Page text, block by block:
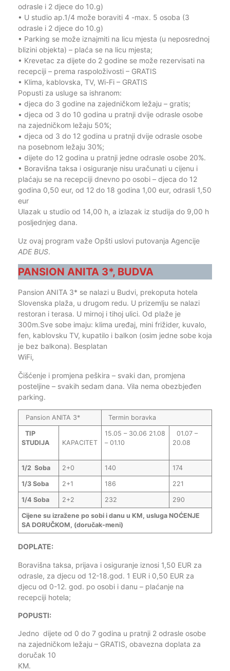
odrasle i 2 djece do 10.g)
• U studio ap.1/4 može boraviti 4 -max. 5 osoba (3
odrasle i 2 djece do 10.g)
• Parking se može iznajmiti na licu mjesta (u neposrednoj
blizini objekta) – plaća se na licu mjesta;
• Krevetac za dijete do 2 godine se može rezervisati na
recepciji – prema raspoloživosti – GRATIS
• Klima, kablovska, TV, Wi-Fi – GRATIS
Popusti za usluge sa ishranom:
• djeca do 3 godine na zajedničkom ležaju – gratis;
• djeca od 3 do 10 godina u pratnji dvije odrasle osobe
na zajedničkom ležaju 50%;
• djeca od 3 do 12 godina u pratnji dvije odrasle osobe
na posebnom ležaju 30%;
• dijete do 12 godina u pratnji jedne odrasle osobe 20%.
• Boravišna taksa i osiguranje nisu uračunati u cijenu i
plaćaju se na recepciji dnevno po osobi – djeca do 12
godina 0,50 eur, od 12 do 18 godina 1,00 eur, odrasli 1,50
eur
Ulazak u studio od 14,00 h, a izlazak iz studija do 9,00 h
posljednjeg dana.
Uz ovaj program važe Opšti uslovi putovanja Agencije
ADE BUS.
PANSION ANITA 3*, BUDVA
Pansion ANITA 3* se nalazi u Budvi, prekoputa hotela
Slovenska plaža, u drugom redu. U prizemlju se nalazi
restoran i terasa. U mirnoj i tihoj ulici. Od plaže je
300m.Sve sobe imaju: klima uređaj, mini frižider, kuvalo,
fen, kablovsku TV, kupatilo i balkon (osim jedne sobe koja
je bez balkona). Besplatan
Čišćenje i promjena peškira – svaki dan, promjena
posteljine – svakih sedam dana. Vila nema obezbjeđen
parking.
Pansion ANITA 3* Termin boravka
TIP
STUDIJA
KAPACITET
15.05 – 30.06 21.08
– 01.10
01.07 –
20.08
1/2 Soba 2+0 140 174
1/3 Soba 2+1 186 221
1/4 Soba 2+2 232 290
Cijene su izražene po sobi i danu u KM, usluga NOĆENJE
SA DORUČKOM, (doručak-meni)
DOPLATE:
Boravišna taksa, prijava i osiguranje iznosi 1,50 EUR za
odrasle, za djecu od 12-18.god. 1 EUR i 0,50 EUR za
djecu od 0-12. god. po osobi i danu – plaćanje na
recepciji hotela;
Jedno dijete od 0 do 7 godina u pratnji 2 odrasle osobe
na zajedničkom ležaju – GRATIS, obavezna doplata za
doručak 10